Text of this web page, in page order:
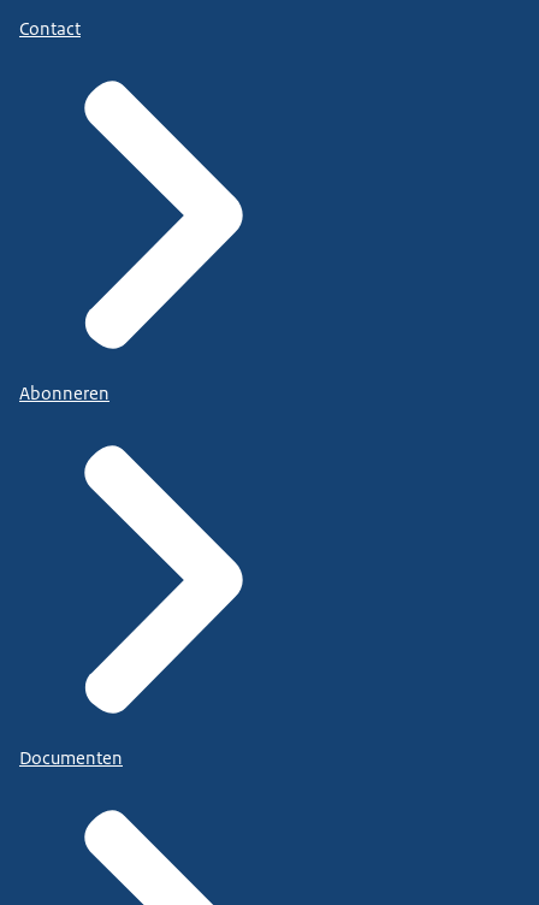
Contact
Abonneren
Documenten